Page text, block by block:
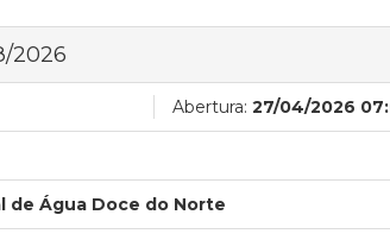
2026
Abertura: 27/04/2026
de Água Doce do Norte